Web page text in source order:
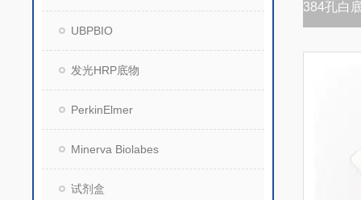
UBPBIO
发光HRP底物
PerkinElmer
Minerva Biolabes
试剂盒